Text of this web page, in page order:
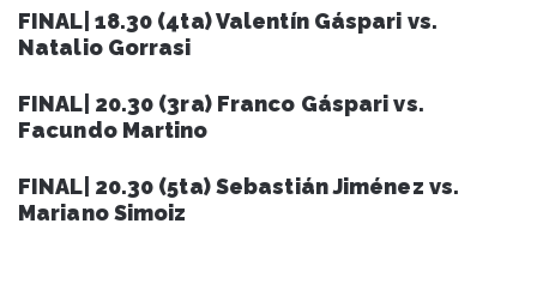
FINAL| 18.30 (4ta) Valentín Gáspari vs.
Natalio Gorrasi
FINAL| 20.30 (3ra) Franco Gáspari vs.
Facundo Martino
FINAL| 20.30 (5ta) Sebastián Jiménez vs.
Mariano Simoiz